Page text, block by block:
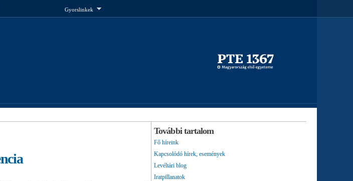
a
Gyorslinkek
További tartalom
Fő híreink
Kapcsolódó hírek, események
Levéltári blog
Iratpillanatok